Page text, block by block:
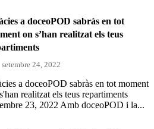
a doceoPOD sabràs en tot
on s’han realitzat els teus
setembre 24, 2022
a doceoPOD sabràs en tot moment
realitzat els teus repartiments
23, 2022 Amb doceoPOD i la...